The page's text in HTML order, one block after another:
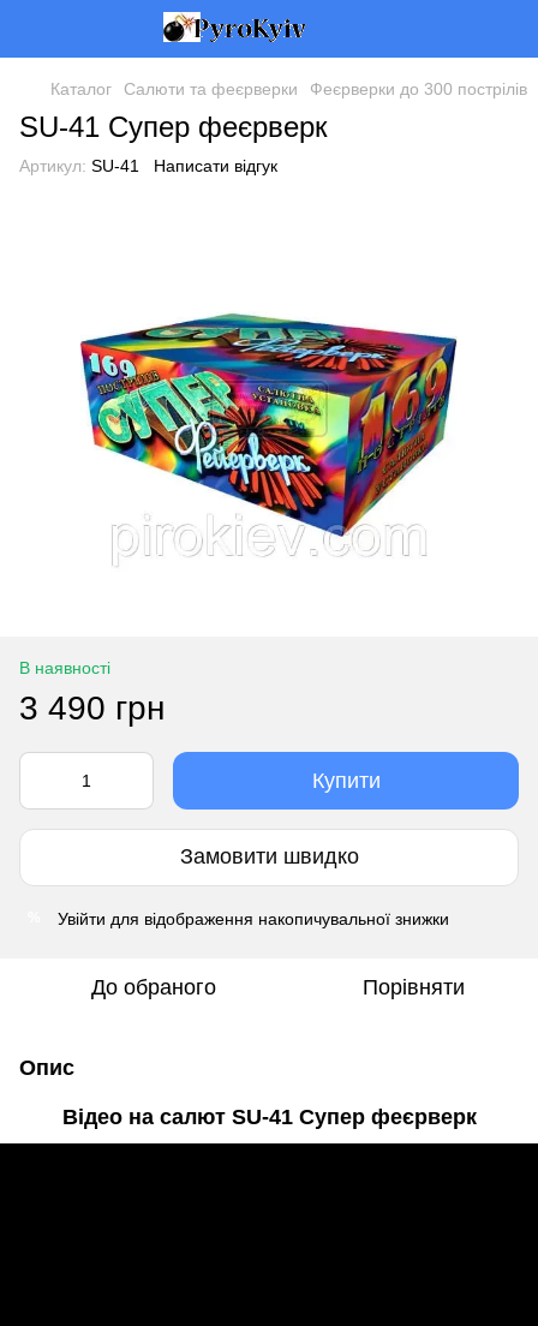
Каталог Салюти та феєрверки Феєрверки до 300 пострілів
SU-41 Супер феєрверк
Артикул: SU-41 Написати відгук
В наявності
3 490 грн
Купити
Замовити швидко
Увійти для відображення накопичувальної знижки
До обраного Порівняти
Опис
Відео на салют SU-41 Супер феєрверк